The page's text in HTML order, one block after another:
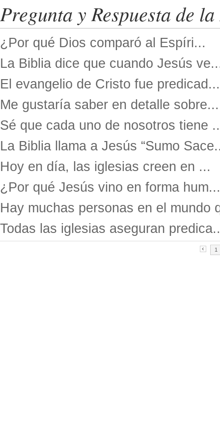
Pregunta y Respuesta de
¿Por qué Dios comparó al Espíri...
La Biblia dice que cuando Jesús
El evangelio de Cristo fue predicad...
Me gustaría saber en detalle sobre...
Sé que cada uno de nosotros tiene
La Biblia llama a Jesús “Sumo
Hoy en día, las iglesias creen en ...
¿Por qué Jesús vino en forma hum...
Hay muchas personas en el mundo
Todas las iglesias aseguran
1